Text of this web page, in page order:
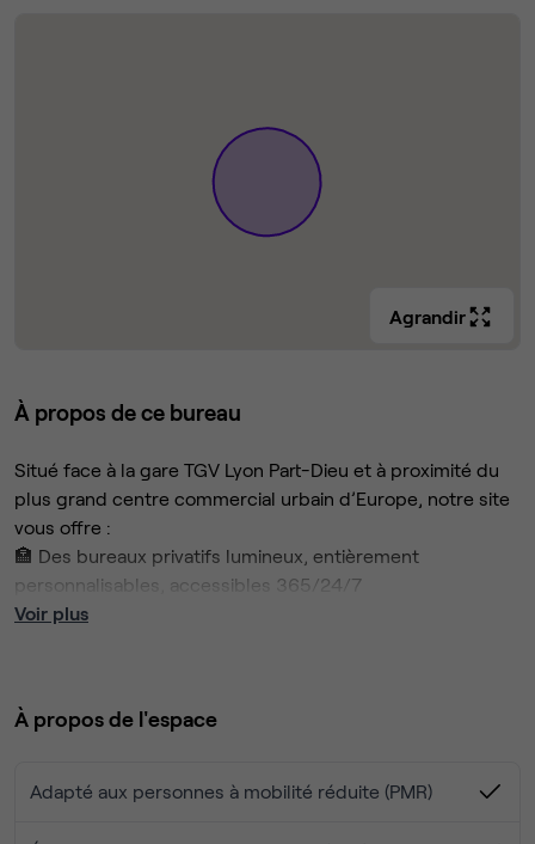
Agrandir
À propos de ce bureau
Situé face à la gare TGV Lyon Part-Dieu et à proximité du
plus grand centre commercial urbain d’Europe, notre site
vous offre :
🏣 Des bureaux privatifs lumineux, entièrement
personnalisables, accessibles 365/24/7
🪑 Un mobilier ergonomique
🍽️ Un bar et une offre de restauration responsable
🍵 Des tisaneries et salons cosy pour des moments de
Voir plus
À propos de l'espace
Adapté aux personnes à mobilité réduite (PMR)